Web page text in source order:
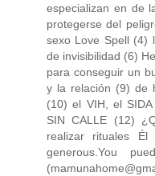
especializan en de
protegerse del
sexo Love Spell (4)
de invisibilidad (6)
para conseguir un
y la relación (9) de
(10) el VIH, el SIDA
SIN CALLE (12)
realizar rituales Él
generous.You